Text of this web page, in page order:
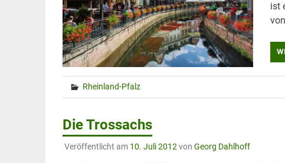
ist
Rheinland-Pfalz
Die Trossachs
Veröffentlicht am 10. Juli 2012 von Georg Dahlhoff